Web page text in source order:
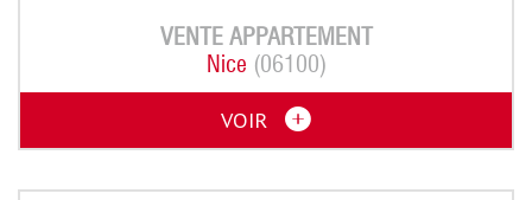
VENTE APPARTEMENT
Nice (06100)
VOIR